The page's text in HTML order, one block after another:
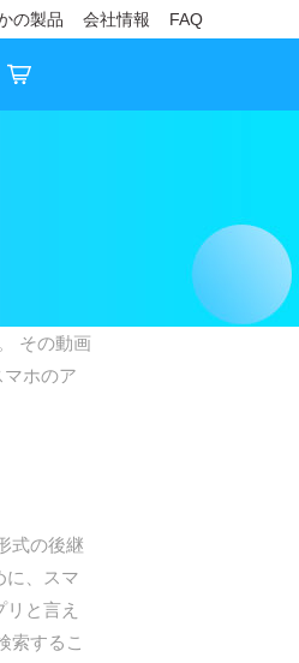
の製品 会社情報 FAQ
その動画
ホのア
式の後継
に、スマ
と言え
索するこ